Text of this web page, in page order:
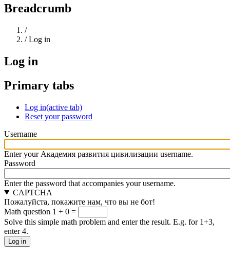
Breadcrumb
/Home
/ Log in
Log in
Primary tabs
Log in(active tab)
Reset your password
Username
Enter your Академия развития цивилизации username.
Password
Enter the password that accompanies your username.
CAPTCHA
Пожалуйста, покажите нам, что вы не бот!
Math question 1 + 0 =
Solve this simple math problem and enter the result. E.g. for 1+3,
enter 4.